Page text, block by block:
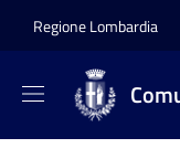
Regione Lombardia